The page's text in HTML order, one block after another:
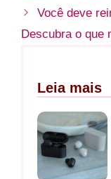
Você deve
Descubra o que
Leia mais